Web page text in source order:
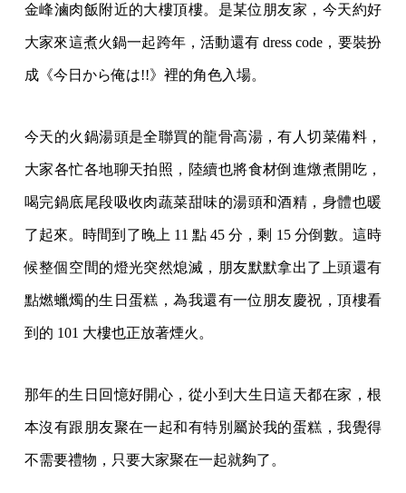
金峰滷肉飯附近的大樓頂樓。是某位朋友家，今天約好
大家來這煮火鍋一起跨年，活動還有 dress code，要裝扮
成《今日から俺は!!》裡的角色入場。
今天的火鍋湯頭是全聯買的龍骨高湯，有人切菜備料，
大家各忙各地聊天拍照，陸續也將食材倒進燉煮開吃，
喝完鍋底尾段吸收肉蔬菜甜味的湯頭和酒精，身體也暖
了起來。時間到了晚上 11 點 45 分，剩 15 分倒數。這時
候整個空間的燈光突然熄滅，朋友默默拿出了上頭還有
點燃蠟燭的生日蛋糕，為我還有一位朋友慶祝，頂樓看
到的 101 大樓也正放著煙火。
那年的生日回憶好開心，從小到大生日這天都在家，根
本沒有跟朋友聚在一起和有特別屬於我的蛋糕，我覺得
不需要禮物，只要大家聚在一起就夠了。